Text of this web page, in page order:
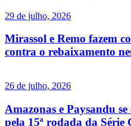
29 de julho, 2026
Mirassol e Remo fazem
contra o rebaixamento
26 de julho, 2026
Amazonas e Paysandu
pela 15ª rodada da Série